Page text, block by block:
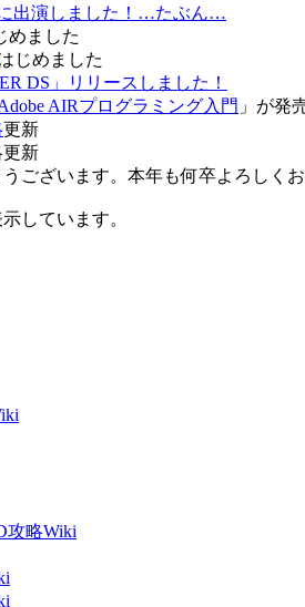
出演しました！…たぶん…
めました
じめました
DS」リリースしました！
AIRプログラミング入門 」が発
更新
新
ございます。本年も何卒よろしくお
しています。
攻略Wiki